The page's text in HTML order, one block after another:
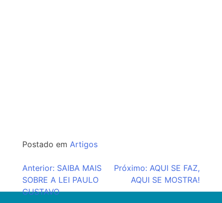
Postado em Artigos
Navegação
de
Anterior: SAIBA MAIS
SOBRE A LEI PAULO
GUSTAVO
Próximo: AQUI SE FAZ,
AQUI SE MOSTRA!